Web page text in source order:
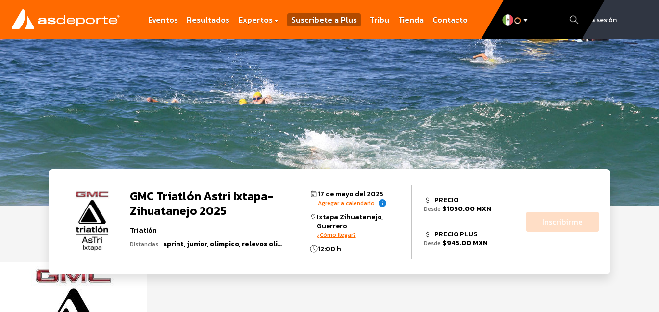
Eventos Resultados Expertos Suscribete a Plus Tribu Tienda Contacto Inicia sesión
GMC Triatlón Astri Ixtapa-
Zihuatanejo 2025
Triatlón
Distancias sprint, junior, olimpico, relevos olimpico, relevos sprint, Womanup, Duatlón, super sprint, elite
17 de mayo del 2025
Agregar a calendario
Ixtapa Zihuatanejo,
Guerrero
¿Cómo llegar?
12:00 h
PRECIO
Desde $1050.00 MXN
PRECIO PLUS
Desde $945.00 MXN
Inscribirme